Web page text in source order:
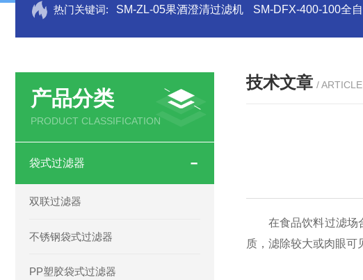
热门关键词: SM-ZL-05果酒澄清过滤机 SM-DFX-400-100全
产品分类
PRODUCT CLASSIFICATION
袋式过滤器
双联过滤器
不锈钢袋式过滤器
PP塑胶袋式过滤器
技术文章 / ARTICLE
在食品饮料过滤场合
质，滤除较大或肉眼可